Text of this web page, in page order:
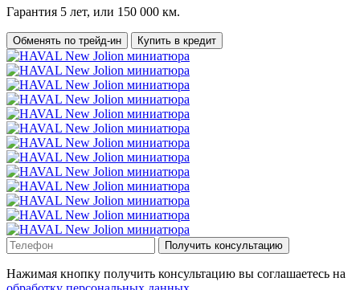
Гарантия 5 лет, или 150 000 км.
Обменять по трейд-ин Купить в кредит
Получить консультацию
Нажимая кнопку получить консультацию вы соглашаетесь на